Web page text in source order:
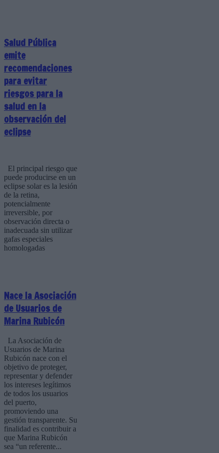
Salud Pública
emite
recomendaciones
para evitar
riesgos para la
salud en la
observación del
eclipse
El principal riesgo que
puede producirse en un
eclipse solar es la lesión
de la retina,
potencialmente
irreversible, por
observación directa o
inadecuada sin utilizar
gafas especiales
homologadas
Nace la Asociación
de Usuarios de
Marina Rubicón
La Asociación de
Usuarios de Marina
Rubicón nace con el
objetivo de proteger,
representar y defender
los intereses legítimos
de todos los usuarios
del puerto,
promoviendo una
gestión transparente. Su
finalidad es contribuir a
que Marina Rubicón
sea “un referente...